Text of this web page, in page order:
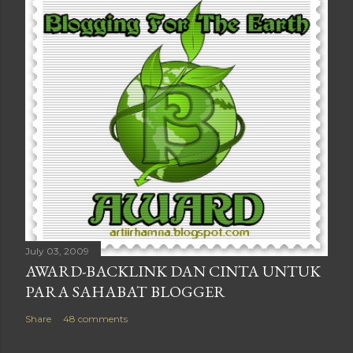
July 03, 2009
AWARD-BACKLINK DAN CINTA UNTUK
PARA SAHABAT BLOGGER
Share 48 comments